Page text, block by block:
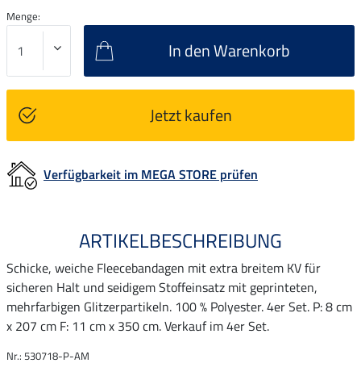
Menge:
In den Warenkorb
Jetzt kaufen
Verfügbarkeit im MEGA STORE prüfen
ARTIKELBESCHREIBUNG
Schicke, weiche Fleecebandagen mit extra breitem KV für
sicheren Halt und seidigem Stoffeinsatz mit geprinteten,
mehrfarbigen Glitzerpartikeln. 100 % Polyester. 4er Set. P: 8 cm
x 207 cm F: 11 cm x 350 cm. Verkauf im 4er Set.
Nr.: 530718-P-AM